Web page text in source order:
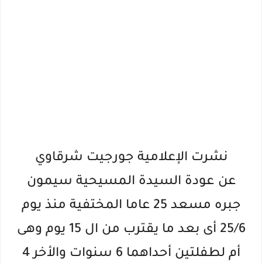
نشرت الإعلامية جورجيت شرقاوي
عن عودة السيدة المسيحية سيمون
جبره مسعد 25 عاما المختفية منذ يوم
25/6 أى بعد ما يقترب من ال 15 يوم وهى
أم لطفلتين أحداهما 6 سنوات والأخر 4